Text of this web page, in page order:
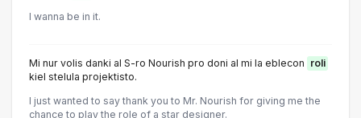
I wanna be in it.
Mi nur volis danki al S-ro Nourish pro doni al mi la eblecon roli
kiel stelula projektisto.
I just wanted to say thank you to Mr. Nourish for giving me the
chance to play the role of a star designer.